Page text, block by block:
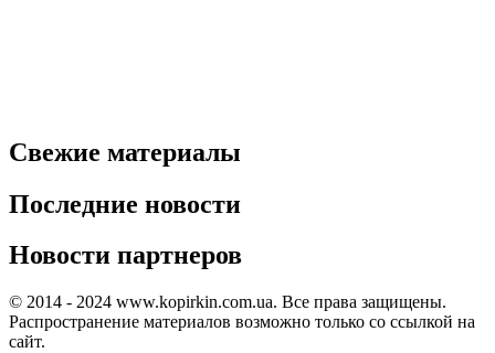
Свежие материалы
Последние новости
Новости партнеров
© 2014 - 2024 www.kopirkin.com.ua. Все права защищены.
Распространение материалов возможно только со ссылкой на
сайт.